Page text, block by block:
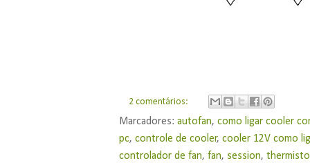
2 comentários:
Marcadores:autofan,como ligar cooler
pc,controle de cooler,cooler 12V como
controlador de fan,fan, session,